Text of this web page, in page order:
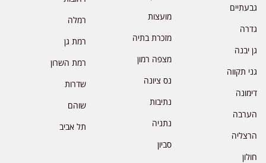
גבעתיים
גדרה
גן יבנה
גני תקווה
דימונה
הערבה
הרצליה
חולון
מועצות
מזכרת בתיה
מצפה רמון
נס ציונה
נתיבות
נתניה
סביון
רמלה
רמת גן
רמת השרון
שדרות
שוהם
תל אביב